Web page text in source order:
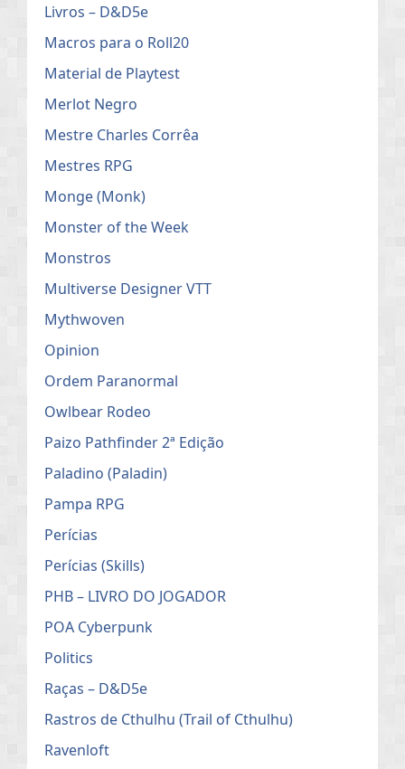
Livros – D&D5e
Macros para o Roll20
Material de Playtest
Merlot Negro
Mestre Charles Corrêa
Mestres RPG
Monge (Monk)
Monster of the Week
Monstros
Multiverse Designer VTT
Mythwoven
Opinion
Ordem Paranormal
Owlbear Rodeo
Paizo Pathfinder 2ª Edição
Paladino (Paladin)
Pampa RPG
Perícias
Perícias (Skills)
PHB – LIVRO DO JOGADOR
POA Cyberpunk
Politics
Raças – D&D5e
Rastros de Cthulhu (Trail of Cthulhu)
Ravenloft